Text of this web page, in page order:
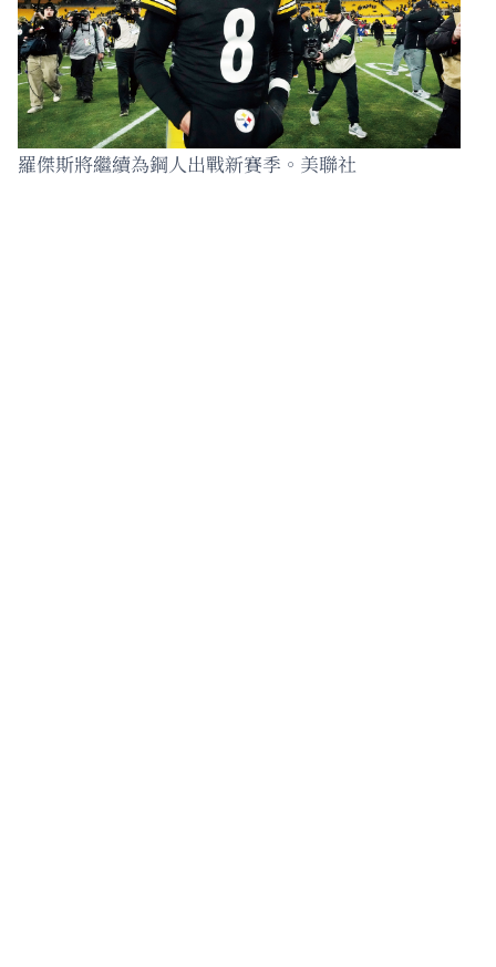
羅傑斯將繼續為鋼人出戰新賽季。美聯社